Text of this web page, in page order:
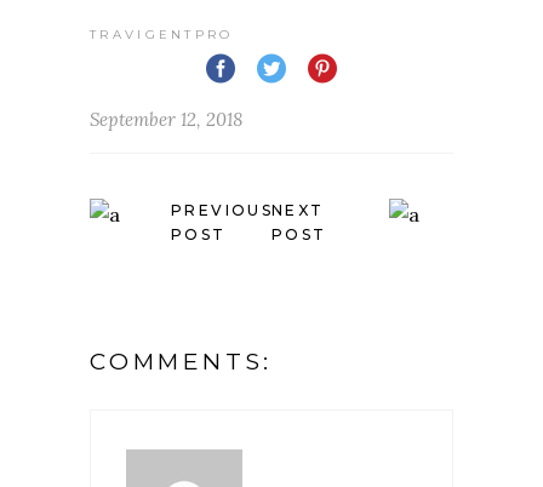
TRAVIGENTPRO
September 12, 2018
PREVIOUS
POST
NEXT
POST
COMMENTS: